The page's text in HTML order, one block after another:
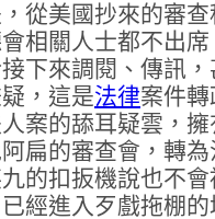
從美國抄來的審
相關人士都不出
下來調閱、傳訊
，這是法律案件
案的舔耳疑雲，
扁的審查會，轉
的扣扳機說也不
經進入歹戲拖棚